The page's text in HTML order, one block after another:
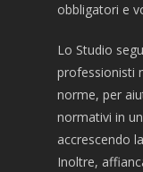
obbligatori e
Lo Studio
professionisti
norme, per
normativi in
accrescendo
Inoltre,